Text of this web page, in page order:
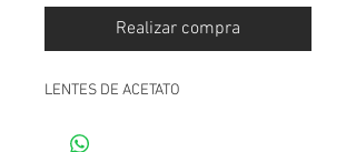
Realizar compra
LENTES DE ACETATO